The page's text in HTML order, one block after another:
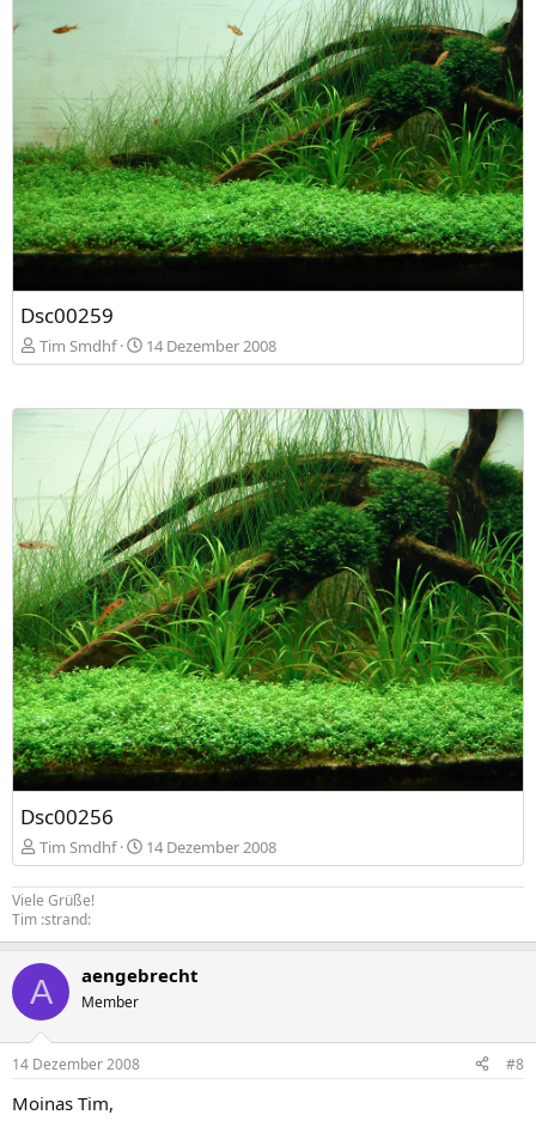
Dsc00259
Tim Smdhf 14 Dezember 2008
Dsc00256
Tim Smdhf 14 Dezember 2008
Viele Grüße!
Tim :strand:
A aengebrecht
Member
14 Dezember 2008 #8
Moinas Tim,